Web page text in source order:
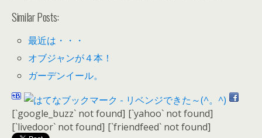
Similar Posts:
最近は・・・
オブジャンが４本！
ガーデンイール。
[`google_buzz` not found] [`yahoo` not found]
[`livedoor` not found] [`friendfeed` not found]